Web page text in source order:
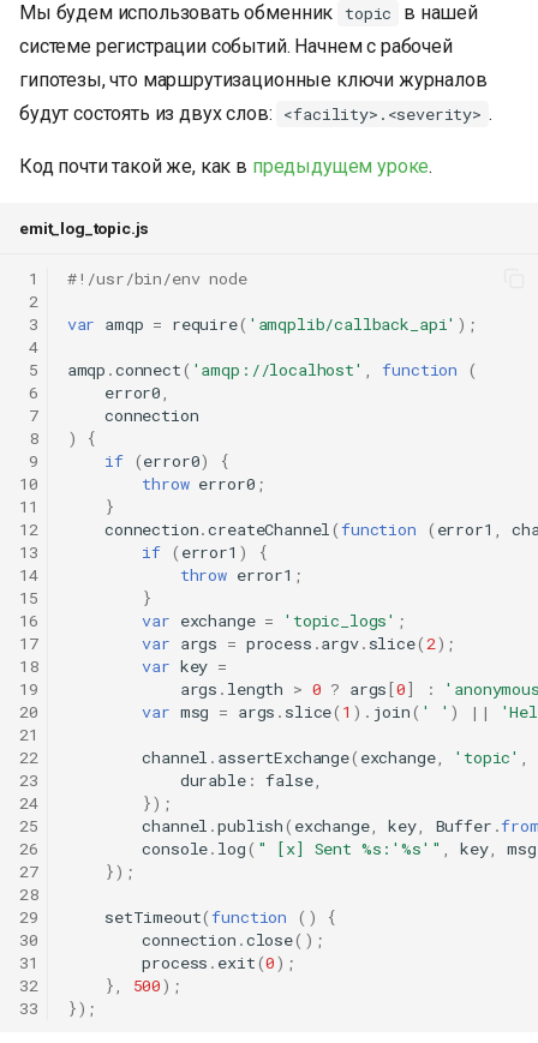
Мы будем использовать обменник topic
в нашей
системе регистрации событий. Начнем с рабочей
гипотезы, что маршрутизационные ключи журналов
будут состоять из двух слов:
<facility>.<severity> .
Код почти такой же, как в предыдущем уроке.
emit_log_topic.js
1
2
3
4
5
6
7
8
9
10
11
12
13
14
15
16
17
18
19
20
21
22
23
24
25
26
27
28
29
30
31
32
33
#!/usr/bin/env node
var amqp = require( 'amqplib/callback_api' );
amqp .connect( 'amqp://localhost' function
(
error0
connection
)
{
if (error0)
{
throw error0 ;
}
connection.createChannel (function ( error1
if ( error1 )
{
throw error1 ;
}
var exchange = 'topic_logs' ;
var args = process .argv. slice( 2);
var key =
args . length > 0 ? args[0] :
var msg = args . slice( 1 ). join( ' ' ) ||
channel . assertExchange( exchange, 'topic'
durable: false,
});
channel .publish( exchange, key, Buffer .
console. log( " [x] Sent %s:'%s'" key, msg
});
setTimeout(function ()
{
connection .close();
process . exit(0);
},
500);
});